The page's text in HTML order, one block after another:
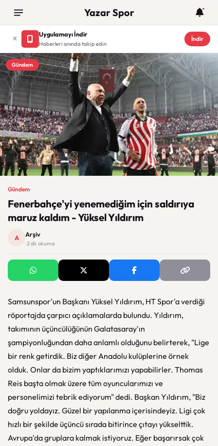
Yazar Spor
Uygulamayı İndir
Haberleri anında takip edin
İndir
Gündem
Gündem
Fenerbahçe'yi yenemediğim için saldırıya
maruz kaldım - Yüksel Yıldırım
A Arşiv
· 2 dk okuma
Samsunspor'un Başkanı Yüksel Yıldırım, HT Spor'a verdiği
röportajda çarpıcı açıklamalarda bulundu. Yıldırım,
takımının üçüncülüğünün Galatasaray'ın
şampiyonluğundan daha anlamlı olduğunu belirterek, "Lige
bir renk getirdik. Biz diğer Anadolu kulüplerine örnek
olduk. Onlar da bizim yaptıklarımızı yapabilirler. Thomas
Reis başta olmak üzere tüm oyuncularımızı ve
personelimizi tebrik ediyorum" dedi. Başkan Yıldırım, "Biz
doğru yoldayız. Güzel bir yapılanma içerisindeyiz. Ligi çok
hızlı bir şekilde üçüncü sırada bitirince çıtayı yükselttik.
Avrupa'da gruplara kalmak istiyoruz. Eğer başarırsak çok